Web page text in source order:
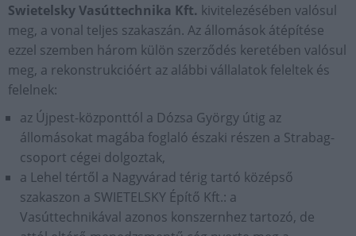
Swietelsky Vasúttechnika Kft. kivitelezésében valósul
meg, a vonal teljes szakaszán. Az állomások átépítése
ezzel szemben három külön szerződés keretében valósul
meg, a rekonstrukcióért az alábbi vállalatok feleltek és
felelnek:
az Újpest-központtól a Dózsa György útig az
állomásokat magába foglaló északi részen a Strabag-
csoport cégei dolgoztak,
a Lehel tértől a Nagyvárad térig tartó középső
szakaszon a SWIETELSKY Építő Kft.: a
Vasúttechnikával azonos konszernhez tartozó, de